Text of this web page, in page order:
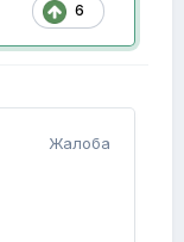
6
Жалоба